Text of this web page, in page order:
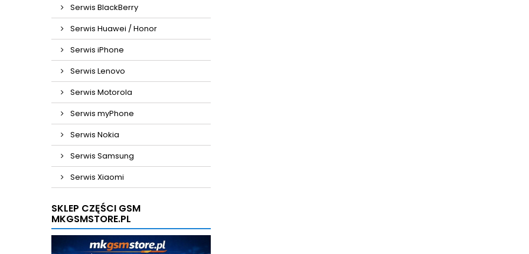
Serwis BlackBerry
Serwis Huawei / Honor
Serwis iPhone
Serwis Lenovo
Serwis Motorola
Serwis myPhone
Serwis Nokia
Serwis Samsung
Serwis Xiaomi
SKLEP CZĘŚCI GSM
MKGSMSTORE.PL